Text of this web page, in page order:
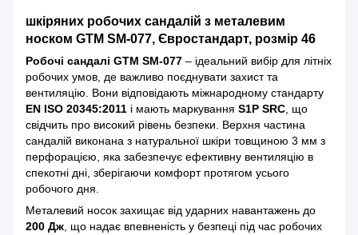
шкіряних робочих сандалій з металевим
носком GTM SM-077, Євростандарт, розмір 46
Робочі сандалі GTM SM-077 – ідеальний вибір для літніх
робочих умов, де важливо поєднувати захист та
вентиляцію. Вони відповідають міжнародному стандарту
EN ISO 20345:2011 і мають маркування S1P SRC , що
свідчить про високий рівень безпеки. Верхня частина
сандалій виконана з натуральної шкіри товщиною 3 мм з
перфорацією, яка забезпечує ефективну вентиляцію в
спекотні дні, зберігаючи комфорт протягом усього
робочого дня.
Металевий носок захищає від ударних навантажень до
200 Дж , що надає впевненість у безпеці під час робочих